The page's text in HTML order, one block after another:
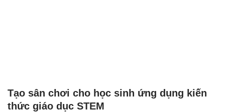
Tạo sân chơi cho học sinh ứng dụng kiến
thức giáo dục STEM